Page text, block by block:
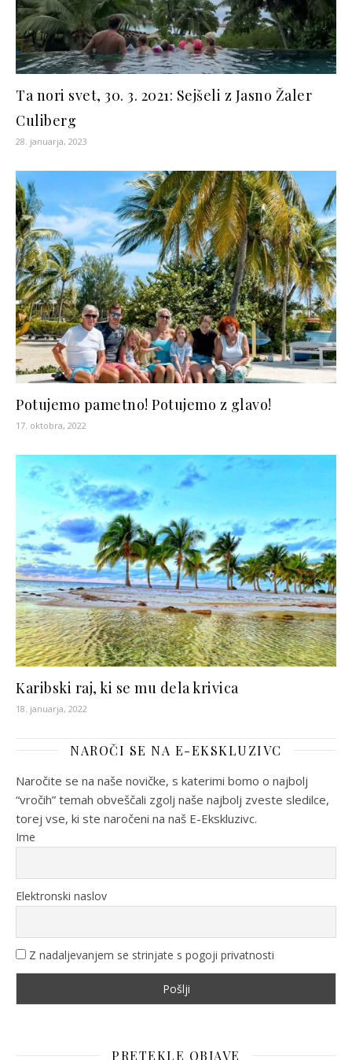
Ta nori svet, 30. 3. 2021: Sejšeli z Jasno Žaler
Culiberg
28. januarja, 2023
Potujemo pametno! Potujemo z glavo!
17. oktobra, 2022
Karibski raj, ki se mu dela krivica
18. januarja, 2022
NAROČI SE NA E-EKSKLUZIVC
Naročite se na naše novičke, s katerimi bomo o najbolj
“vročih” temah obveščali zgolj naše najbolj zveste sledilce,
torej vse, ki ste naročeni na naš E-Ekskluzivc.
Ime
Elektronski naslov
Z nadaljevanjem se strinjate s pogoji privatnosti
PRETEKLE OBJAVE